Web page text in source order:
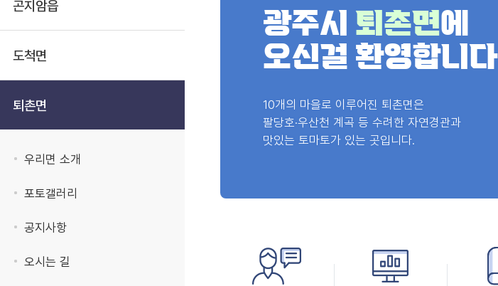
곤지암읍
도척면
퇴촌면
우리면 소개
포토갤러리
공지사항
오시는 길
광주시 퇴촌면에
오신걸 환영합니다
10개의 마을로 이루어진 퇴촌면은
팔당호·우산천 계곡 등 수려한 자연경관과
맛있는 토마토가 있는 곳입니다.